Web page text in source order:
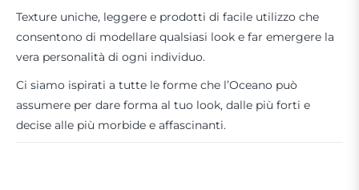
Texture uniche, leggere e prodotti di facile utilizzo che
consentono di modellare qualsiasi look e far emergere la
vera personalità di ogni individuo.
Ci siamo ispirati a tutte le forme che l’Oceano può
assumere per dare forma al tuo look, dalle più forti e
decise alle più morbide e affascinanti.